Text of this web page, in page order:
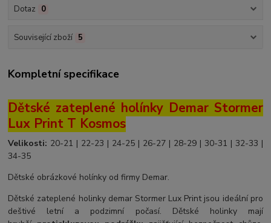
Dotaz 0
Související zboží 5
Kompletní specifikace
Dětské zateplené holínky Demar Stormer
Lux Print T Kosmos
Velikosti: 20-21 | 22-23 | 24-25 | 26-27 | 28-29 | 30-31 | 32-33 |
34-35
Dětské obrázkové holínky od firmy Demar.
Dětské zateplené holinky demar Stormer Lux Print jsou ideální pro
deštivé letní a podzimní počasí. Dětské holinky mají